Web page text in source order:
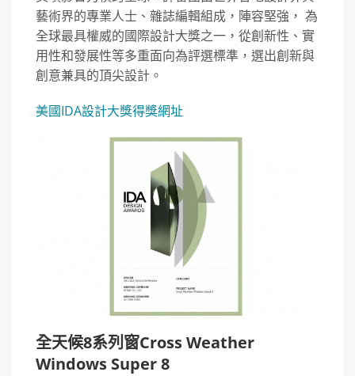
藝術界的專業人士、雜誌編輯組成，陣容堅強， 為
全球最具權威的國際設計大獎之一，從創新性、實
用性和發展性等多重面向為評選標準，選出創新與
創意兼具的頂尖設計。
美國IDA設計大獎得獎網址
全天候8系列窗Cross Weather
Windows Super 8